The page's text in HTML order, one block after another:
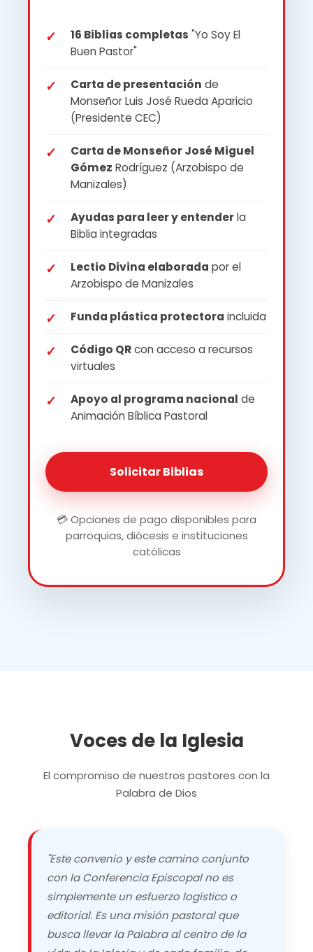
16 Biblias completas "Yo Soy El
Buen Pastor"
Carta de presentación de
Monseñor Luis José Rueda Aparicio
(Presidente CEC)
Carta de Monseñor José Miguel
Gómez Rodríguez (Arzobispo de
Manizales)
Ayudas para leer y entenderla
Biblia integradas
Lectio Divina elaborada por el
Arzobispo de Manizales
Funda plástica protectora incluida
Código QRcon acceso a recursos
virtuales
Apoyo al programa nacional de
Animación Bíblica Pastoral
Solicitar Biblias
💳 Opciones de pago disponibles para
parroquias, diócesis e instituciones
católicas
Voces de la Iglesia
El compromiso de nuestros pastores con la
Palabra de Dios
"Este convenio y este camino conjunto
con la Conferencia Episcopal no es
simplemente un esfuerzo logístico o
editorial. Es una misión pastoral que
busca llevar la Palabra al centro de la